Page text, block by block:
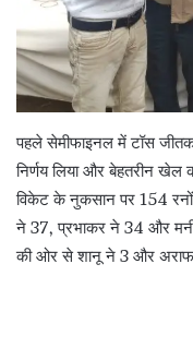
पहले सेमीफाइनल में टॉस
निर्णय लिया और बेहतरीन खेल
विकेट के नुकसान पर 154
ने 37, प्रभाकर ने 34 और
की ओर से शानू ने 3 और